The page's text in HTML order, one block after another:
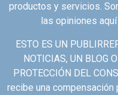
productos y servicios.
las opiniones
ESTO ES UN
NOTICIAS, UN BLOG
PROTECCIÓN DEL
recibe una